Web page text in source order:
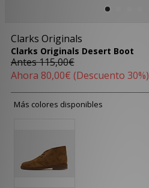
Clarks Originals
Clarks Originals Desert Boot
Antes115,00€
Ahora 80,00€ (Descuento 30%)
Más colores disponibles